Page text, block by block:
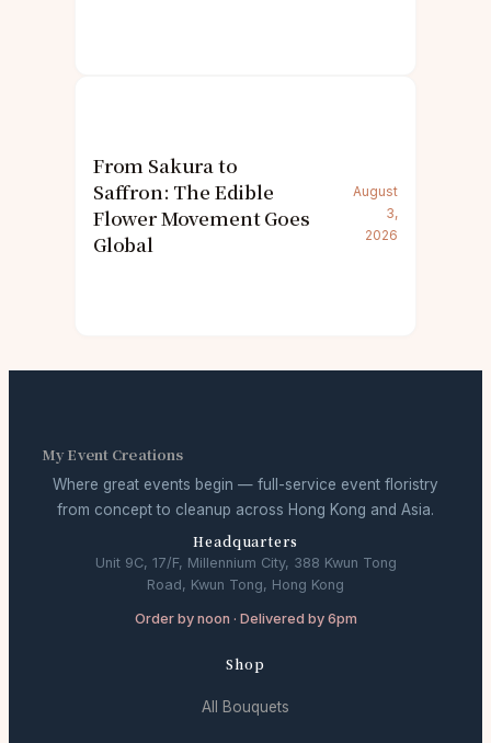
From Sakura to
Saffron: The Edible
Flower Movement Goes
Global
August
3,
2026
My Event Creations
Where great events begin — full-service event floristry
from concept to cleanup across Hong Kong and Asia.
Headquarters
Unit 9C, 17/F, Millennium City, 388 Kwun Tong
Road, Kwun Tong, Hong Kong
Order by noon · Delivered by 6pm
Shop
All Bouquets